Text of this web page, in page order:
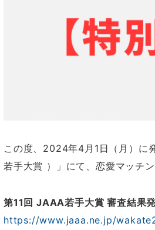
この度、2024年4月1日（月）に
若手大賞 ）」にて、恋愛マッチ
第11回 JAAA若手大賞 審査結果
https://www.jaaa.ne.jp/